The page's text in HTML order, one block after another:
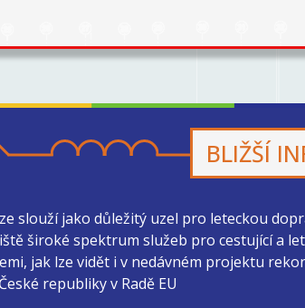
BLIŽŠÍ
slouží jako důležitý uzel pro leteckou
široké spektrum služeb pro cestující a
jak lze vidět i v nedávném projektu
republiky v Radě EU